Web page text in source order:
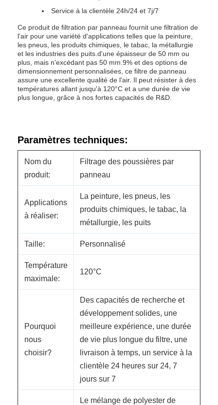
Service à la clientèle 24h/24 et 7j/7
Ce produit de filtration par panneau fournit une filtration de
l'air pour une variété d'applications telles que la peinture,
les pneus, les produits chimiques, le tabac, la métallurgie
et les industries des puits.d'une épaisseur de 50 mm ou
plus, mais n'excédant pas 50 mm.9% et des options de
dimensionnement personnalisées, ce filtre de panneau
assure une excellente qualité de l'air. Il peut résister à des
températures allant jusqu'à 120°C et a une durée de vie
plus longue, grâce à nos fortes capacités de R&D.
Paramètres techniques:
Nom du
produit:
Filtrage des poussières par
panneau
Applications
à réaliser:
La peinture, les pneus, les
produits chimiques, le tabac, la
métallurgie, les puits
Taille: Personnalisé
Température
maximale:
120°C
Pourquoi
nous
choisir?
Des capacités de recherche et
développement solides, une
meilleure expérience, une durée
de vie plus longue du filtre, une
livraison à temps, un service à la
clientèle 24 heures sur 24, 7
jours sur 7
Le mélange de polyester de